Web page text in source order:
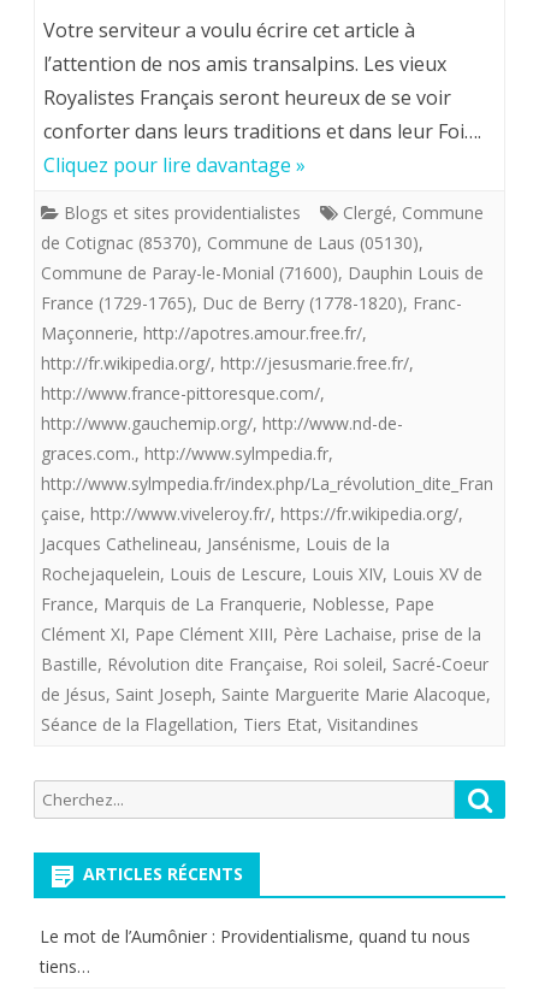
FRANCE
SACRE
COEUR
Votre serviteur a voulu écrire cet article à
l’attention de nos amis transalpins. Les vieux
Royalistes Français seront heureux de se voir
conforter dans leurs traditions et dans leur Foi….
Cliquez pour lire davantage »
Blogs et sites providentialistes Clergé, Commune
de Cotignac (85370), Commune de Laus (05130),
Commune de Paray-le-Monial (71600), Dauphin Louis de
France (1729-1765), Duc de Berry (1778-1820), Franc-
Maçonnerie, http://apotres.amour.free.fr/,
http://fr.wikipedia.org/, http://jesusmarie.free.fr/,
http://www.france-pittoresque.com/,
http://www.gauchemip.org/, http://www.nd-de-
graces.com., http://www.sylmpedia.fr,
http://www.sylmpedia.fr/index.php/La_révolution_dite_Fran
çaise, http://www.viveleroy.fr/, https://fr.wikipedia.org/,
Jacques Cathelineau, Jansénisme, Louis de la
Rochejaquelein, Louis de Lescure, Louis XIV, Louis XV de
France, Marquis de La Franquerie, Noblesse, Pape
Clément XI, Pape Clément XIII, Père Lachaise, prise de la
Bastille, Révolution dite Française, Roi soleil, Sacré-Coeur
de Jésus, Saint Joseph, Sainte Marguerite Marie Alacoque,
Séance de la Flagellation, Tiers Etat, Visitandines
Recherche
pour:
ARTICLES RÉCENTS
Le mot de l’Aumônier : Providentialisme, quand tu nous
tiens…